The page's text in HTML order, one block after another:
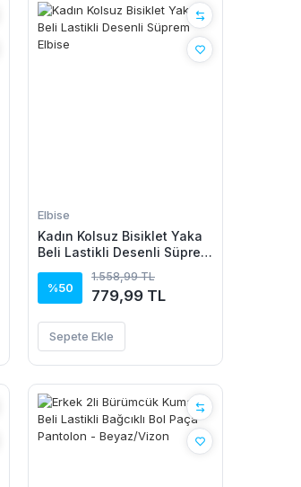
Elbise
Kadın Kolsuz Bisiklet Yaka
Beli Lastikli Desenli Süprem
%50
1.558,99 TL
779,99 TL
Sepete Ekle